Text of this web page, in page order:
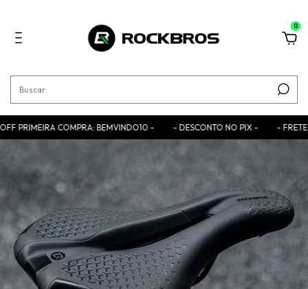
0
COMPRA: BEMVINDO10 - - DESCONTO NO PIX - - FRETE